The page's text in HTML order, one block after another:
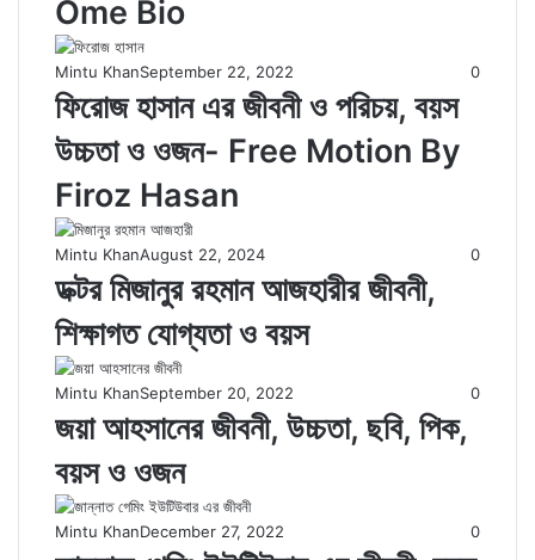
Ome Bio
Mintu KhanSeptember 22, 2022 0
ফিরোজ হাসান এর জীবনী ও পরিচয়, বয়স
উচ্চতা ও ওজন- Free Motion By
Firoz Hasan
Mintu KhanAugust 22, 2024 0
ডক্টর মিজানুর রহমান আজহারীর জীবনী,
শিক্ষাগত যোগ্যতা ও বয়স
Mintu KhanSeptember 20, 2022 0
জয়া আহসানের জীবনী, উচ্চতা, ছবি, পিক,
বয়স ও ওজন
Mintu KhanDecember 27, 2022 0